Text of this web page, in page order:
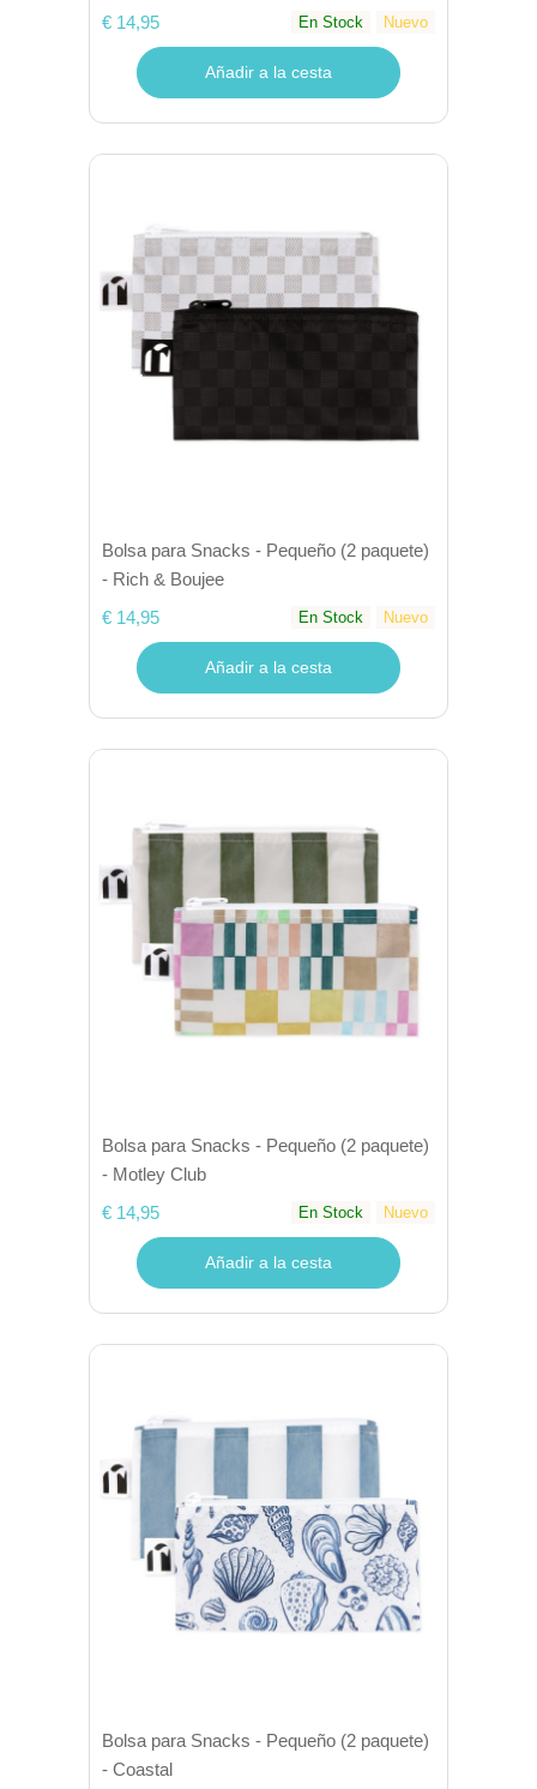
€ 14,95
En Stock Nuevo
Añadir a la cesta
Bolsa para Snacks - Pequeño (2 paquete)
- Rich & Boujee
€ 14,95
En Stock Nuevo
Añadir a la cesta
Bolsa para Snacks - Pequeño (2 paquete)
- Motley Club
€ 14,95
En Stock Nuevo
Añadir a la cesta
Bolsa para Snacks - Pequeño (2 paquete)
- Coastal